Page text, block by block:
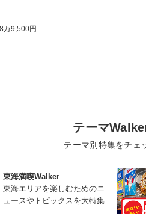
万9,500円
テーマ
テーマ別特集をチェ
東海満喫Walker
東海エリアを楽しむためのニ
ュースやトピックスを大特集